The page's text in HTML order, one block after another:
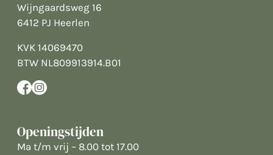
Wijngaardsweg 16
6412 PJ Heerlen
KVK 14069470
BTW NL809913914.B01
Openingstijden
Ma t/m vrij – 8.00 tot 17.00